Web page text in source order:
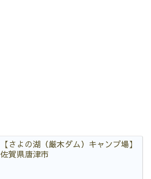
【さよの湖（厳木ダム）キャンプ場】
佐賀県唐津市